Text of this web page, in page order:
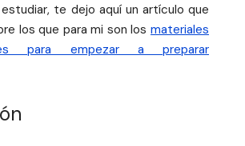
te dejo aquí un artículo que
los que para mi son los materiales
para empezar a preparar